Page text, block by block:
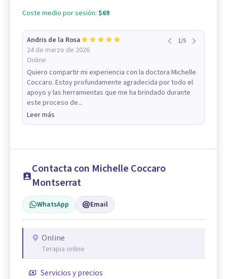
Coste medio por sesión: $69
Andris de la Rosa
24 de marzo de 2026
Online
1/5
Quiero compartir mi experiencia con la doctora Michelle
Coccaro. Estoy profundamente agradecida por todo el
apoyo y las herramientas que me ha brindado durante
este proceso de...
Leer más
Contacta con Michelle Coccaro
Montserrat
WhatsApp Email
Online
Terapia online
Servicios y precios